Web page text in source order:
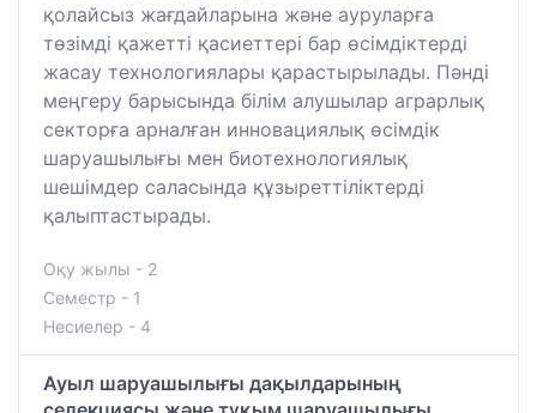
қолайсыз жағдайларына және ауруларға
төзімді қажетті қасиеттері бар өсімдіктерді
жасау технологиялары қарастырылады. Пәнді
меңгеру барысында білім алушылар аграрлық
секторға арналған инновациялық өсімдік
шаруашылығы мен биотехнологиялық
шешімдер саласында құзыреттіліктерді
қалыптастырады.
Оқу жылы - 2
Семестр - 1
Несиелер - 4
Ауыл шаруашылығы дақылдарының